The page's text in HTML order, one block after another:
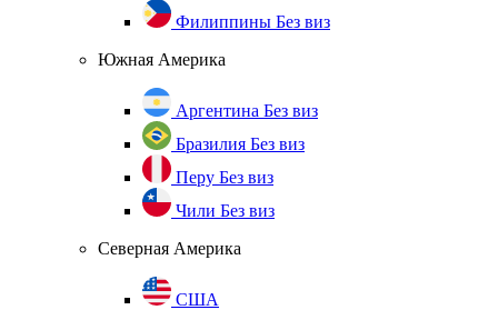
Филиппины Без виз
Южная Америка
Аргентина Без виз
Бразилия Без виз
Перу Без виз
Чили Без виз
Северная Америка
США